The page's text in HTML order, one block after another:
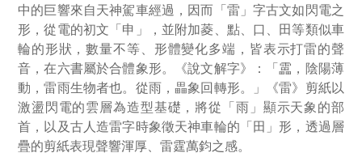
中的巨響來自天神駕車經過，因而「雷」字古文如閃電之
形，從電的初文「申」，並附加菱、點、口、田等類似車
輪的形狀，數量不等、形體變化多端，皆表示打雷的聲
音，在六書屬於合體象形。《說文解字》：「靁，陰陽薄
動，雷雨生物者也。從雨，畾象回轉形。」《雷》剪紙以
激盪閃電的雲層為造型基礎，將從「雨」顯示天象的部
首，以及古人造雷字時象徵天神車輪的「田」形，透過層
疊的剪紙表現聲響渾厚、雷霆萬鈞之感。